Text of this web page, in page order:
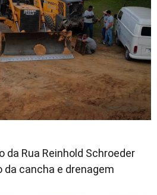
da Rua Reinhold Schroeder
cancha e drenagem